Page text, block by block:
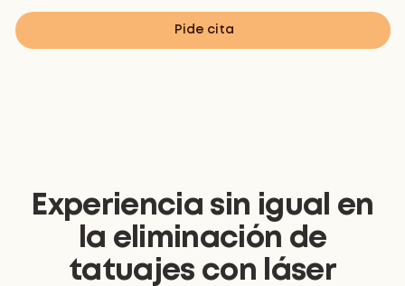
Pide cita
Experiencia sin igual en
la eliminación de
tatuajes con láser